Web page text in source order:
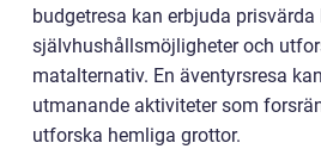
budgetresa kan erbjuda prisvärda
självhushållsmöjligheter och
matalternativ. En äventyrsresa
utmanande aktiviteter som
utforska hemliga grottor.